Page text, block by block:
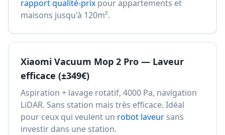
rapport qualité-prix pour appartements et
maisons jusqu'à 120m².
Xiaomi Vacuum Mop 2 Pro — Laveur
efficace (±349€)
Aspiration + lavage rotatif, 4000 Pa, navigation
LiDAR. Sans station mais très efficace. Idéal
pour ceux qui veulent un robot laveur sans
investir dans une station.